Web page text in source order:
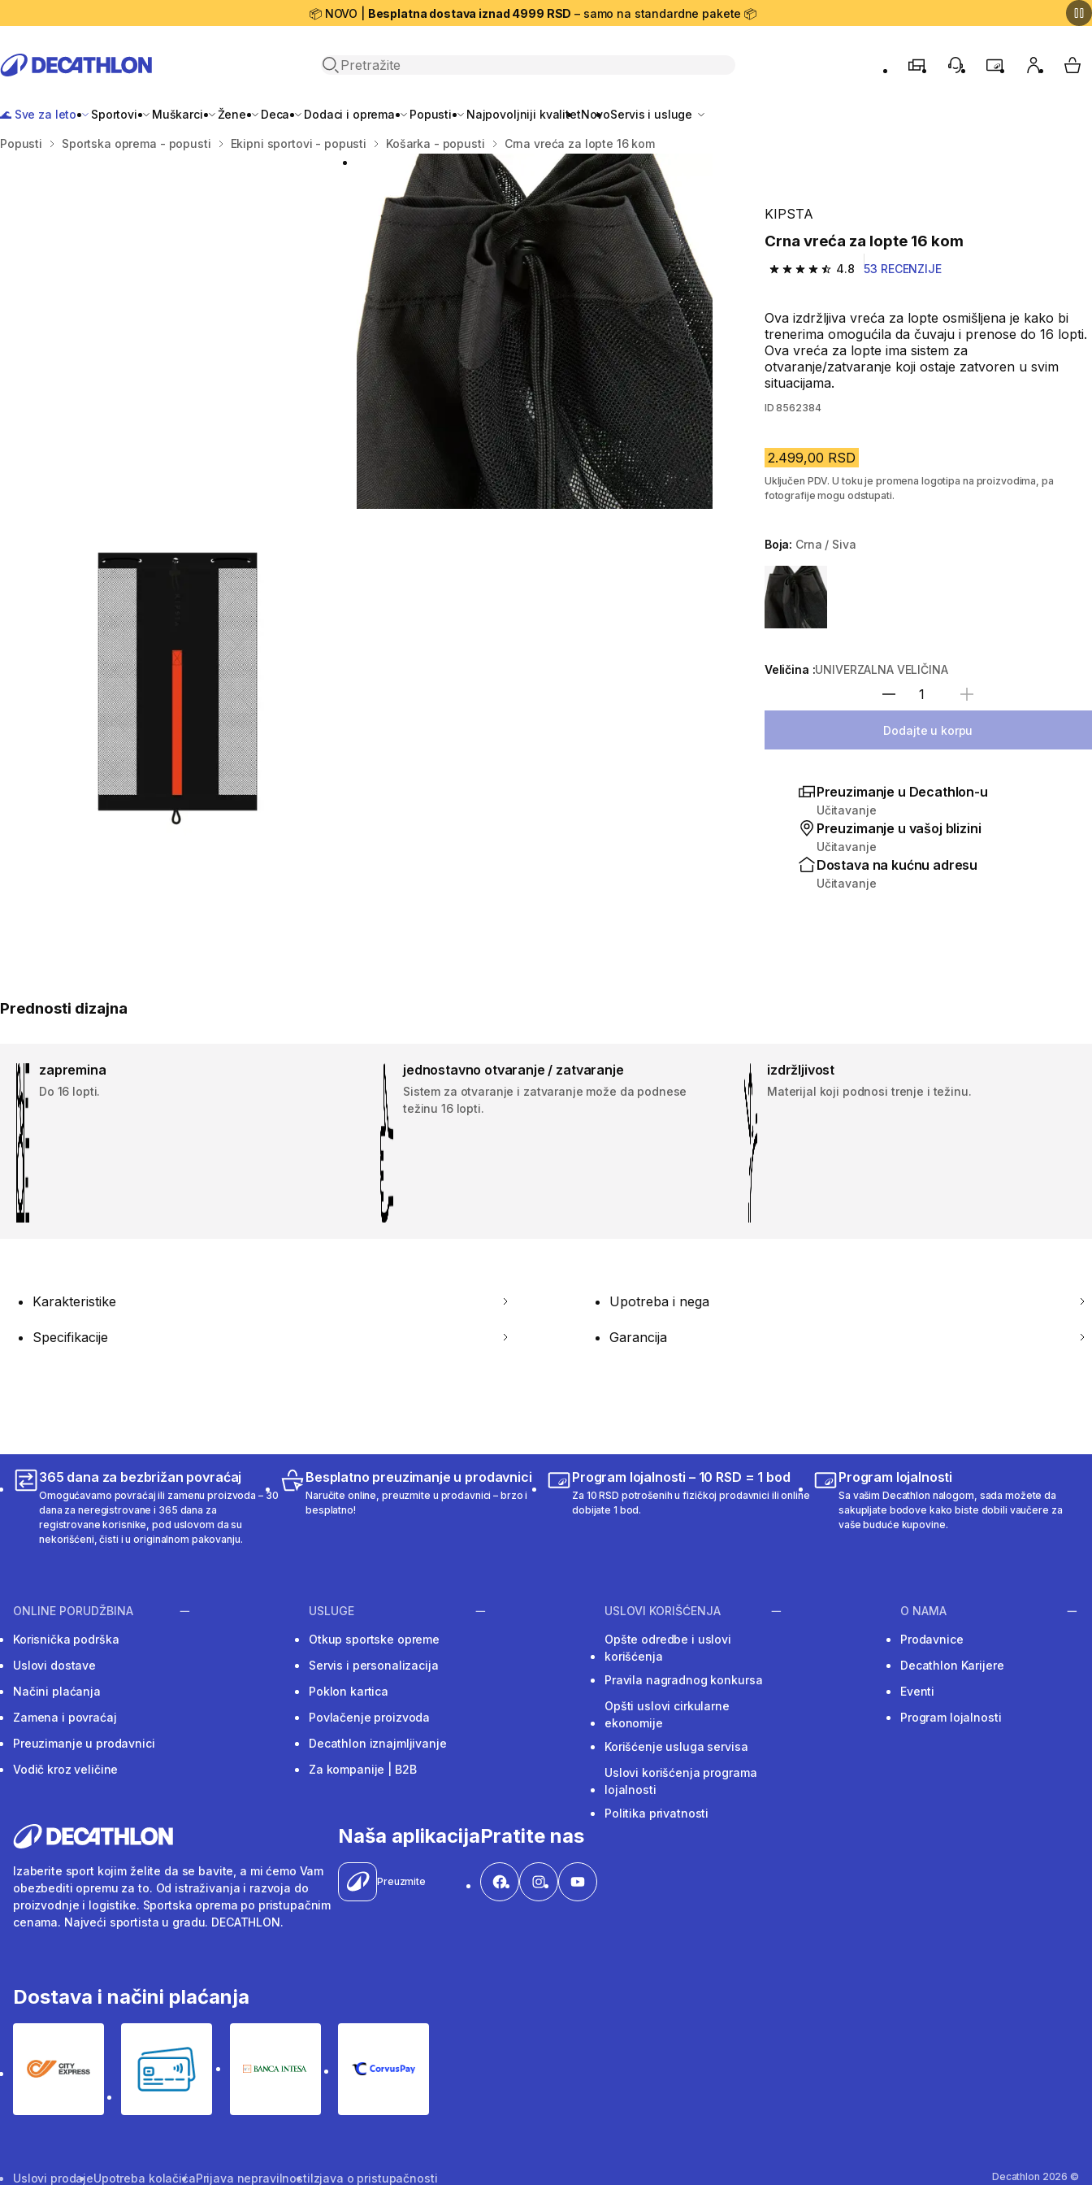
📦 NOVO | Besplatna dostava iznad 4999 RSD – samo na standardne pakete 📦
Open search
ProdavniceKorisnička podrška
ProgramMoj nalogMy
🌊 Sve za leto Sportovi Muškarci Žene Deca Dodaci i oprema Popusti Najpovoljniji kvalitetNovoServis i usluge
Početna stranica
Popusti Sportska oprema - popusti Ekipni sportovi - popusti Košarka - popusti Crna vreća za lopte 16 kom
KIPSTA
Crna vreća za lopte 16 kom
4.8
4.8 od 5 zvezdica from 53 Recenzije
53 RECENZIJE
Ova izdržljiva vreća za lopte osmišljena je kako bi
trenerima omogućila da čuvaju i prenose do 16 lopti.
Ova vreća za lopte ima sistem za
otvaranje/zatvaranje koji ostaje zatvoren u svim
situacijama.
ID 8562384
2.499,00 RSD
Uključen PDV. U toku je promena logotipa na proizvodima, pa
fotografije mogu odstupati.
Boja: Crna / Siva
Choose a variant
Veličina :UNIVERZALNA VELIČINA
Izaberi količinu
Dodajte u korpu
Preuzimanje u Decathlon-u
Učitavanje
Preuzimanje u vašoj blizini
Učitavanje
Dostava na kućnu adresu
Učitavanje
Prednosti dizajna
zapremina
Do 16 lopti.
jednostavno otvaranje / zatvaranje
Sistem za otvaranje i zatvaranje može da podnese
težinu 16 lopti.
izdržljivost
Materijal koji podnosi trenje i težinu.
Karakteristike Upotreba i nega
Specifikacije Garancija
365 dana za bezbrižan povraćaj
Omogućavamo povraćaj ili zamenu proizvoda – 30
dana za neregistrovane i 365 dana za
registrovane korisnike, pod uslovom da su
nekorišćeni, čisti i u originalnom pakovanju.
Besplatno preuzimanje u prodavnici
Naručite online, preuzmite u prodavnici – brzo i
besplatno!
Program lojalnosti – 10 RSD = 1 bod
Za 10 RSD potrošenih u fizičkoj prodavnici ili online
dobijate 1 bod.
Program lojalnosti
Sa vašim Decathlon nalogom, sada možete da
sakupljate bodove kako biste dobili vaučere za
vaše buduće kupovine.
ONLINE PORUDŽBINA
Korisnička podrška
Uslovi dostave
Načini plaćanja
Zamena i povraćaj
Preuzimanje u prodavnici
Vodič kroz veličine
USLUGE
Otkup sportske opreme
Servis i personalizacija
Poklon kartica
Povlačenje proizvoda
Decathlon iznajmljivanje
Za kompanije | B2B
USLOVI KORIŠĆENJA
Opšte odredbe i uslovi
korišćenja
Pravila nagradnog konkursa
Opšti uslovi cirkularne
ekonomije
Korišćenje usluga servisa
Uslovi korišćenja programa
lojalnosti
Politika privatnosti
O NAMA
Prodavnice
Decathlon Karijere
Eventi
Program lojalnosti
Izaberite sport kojim želite da se bavite, a mi ćemo Vam
obezbediti opremu za to. Od istraživanja i razvoja do
proizvodnje i logistike. Sportska oprema po pristupačnim
cenama. Najveći sportista u gradu. DECATHLON.
Naša aplikacija
Preuzmite
Pratite nas
Dostava i načini plaćanja
City Express Bankovne karticeBanka Intesa CorvusPay
Uslovi prodajeUpotreba kolačićaPrijava nepravilnostiIzjava o pristupačnosti Decathlon 2026 ©